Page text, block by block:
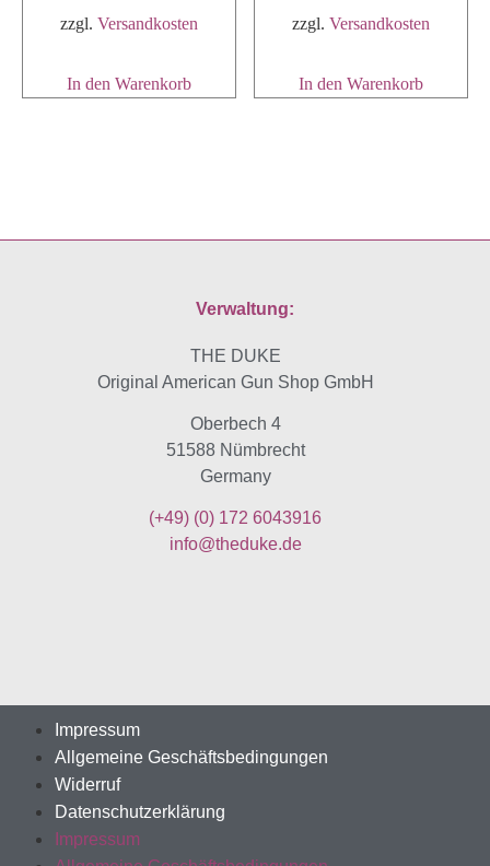
zzgl. Versandkosten
In den Warenkorb
zzgl.Versandkosten
In den Warenkorb
Verwaltung:
THE DUKE
Original American Gun Shop GmbH
Oberbech 4
51588 Nümbrecht
Germany
(+49) (0) 172 6043916
info@theduke.de
Impressum
Allgemeine Geschäftsbedingungen
Widerruf
Datenschutzerklärung
Impressum